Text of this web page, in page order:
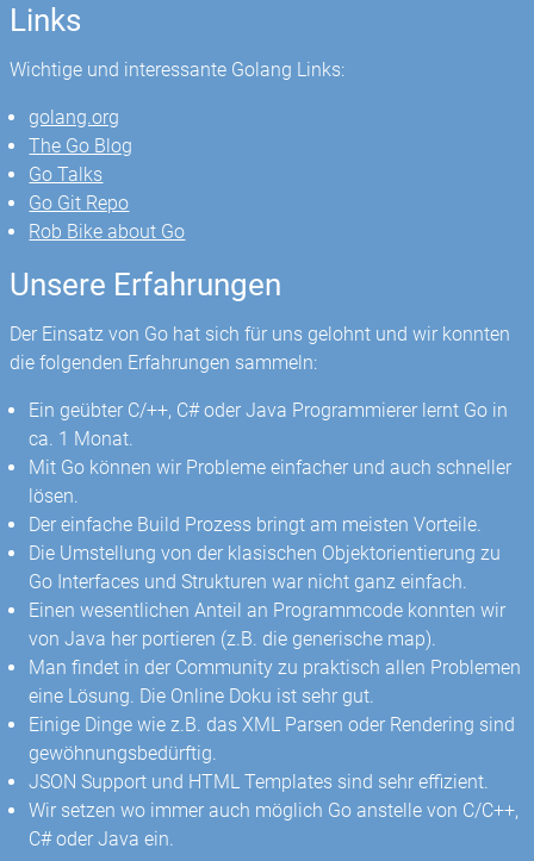
Links
Wichtige und interessante Golang Links:
golang.org
The Go Blog
Go Talks
Go Git Repo
Rob Bike about Go
Unsere Erfahrungen
Der Einsatz von Go hat sich für uns gelohnt und wir konnten
die folgenden Erfahrungen sammeln:
Ein geübter C/++, C# oder Java Programmierer lernt Go in
ca. 1 Monat.
Mit Go können wir Probleme einfacher und auch schneller
lösen.
Der einfache Build Prozess bringt am meisten Vorteile.
Die Umstellung von der klasischen Objektorientierung zu
Go Interfaces und Strukturen war nicht ganz einfach.
Einen wesentlichen Anteil an Programmcode konnten wir
von Java her portieren (z.B. die generische map).
Man findet in der Community zu praktisch allen Problemen
eine Lösung. Die Online Doku ist sehr gut.
Einige Dinge wie z.B. das XML Parsen oder Rendering sind
gewöhnungsbedürftig.
JSON Support und HTML Templates sind sehr effizient.
Wir setzen wo immer auch möglich Go anstelle von C/C++,
C# oder Java ein.